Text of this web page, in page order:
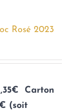
Rosé 2023
Carton
(soit